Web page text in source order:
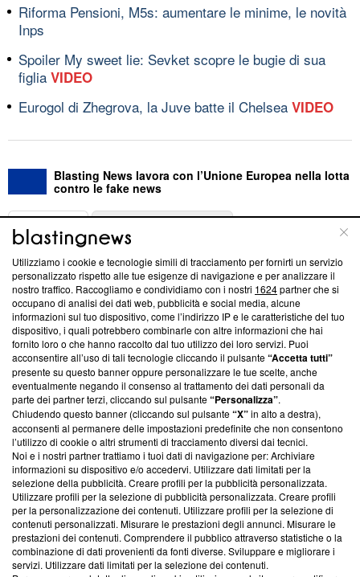
Riforma Pensioni, M5s: aumentare le minime, le novità
Inps
Spoiler My sweet lie: Sevket scopre le bugie di sua
figlia VIDEO
Eurogol di Zhegrova, la Juve batte il Chelsea VIDEO
Blasting News lavora con l’Unione Europea nella lotta
contro le fake news
ABOUT
Questa sezione offre informazioni trasparenti su Blasting
News, sui nostri processi editoriali e su come ci impegniamo a
creare news di qualità. Inoltre, afferma la nostra aderenza a
‘Trust Project - News with Integrity’Blasting News non è
ancora membro del programma, ma ha richiesto di farne
parte; Trust Project non ha ancora effettuato una verifica di
conformità agli standard.
Su di noi
Team editoriale
Corporate
Redazione
Informativa Privacy
Cookie Policy
Blasting SA, IDI CHE-247.845.224, Via Carlo Frasca, 3 - 6900
Utilizziamo i cookie e tecnologie simili di tracciamento per fornirti un servizio
personalizzato rispetto alle tue esigenze di navigazione e per analizzare il
nostro traffico. Raccogliamo e condividiamo con i nostri 1624partner che si
occupano di analisi dei dati web, pubblicità e social media, alcune
informazioni sul tuo dispositivo, come l’indirizzo IP e le caratteristiche del tuo
dispositivo, i quali potrebbero combinarle con altre informazioni che hai
fornito loro o che hanno raccolto dal tuo utilizzo dei loro servizi. Puoi
acconsentire all’uso di tali tecnologie cliccando il pulsante“Accetta tutti”
presente su questo banner oppure personalizzare le tue scelte, anche
eventualmente negando il consenso al trattamento dei dati personali da
parte dei partner terzi, cliccando sul pulsante“Personalizza”.
Chiudendo questo banner (cliccando sul pulsante“X”in alto a destra),
acconsenti al permanere delle impostazioni predefinite che non consentono
l’utilizzo di cookie o altri strumenti di tracciamento diversi dai tecnici.
Noi e i nostri partner trattiamo i tuoi dati di navigazione per: Archiviare
informazioni su dispositivo e/o accedervi. Utilizzare dati limitati per la
selezione della pubblicità. Creare profili per la pubblicità personalizzata.
Utilizzare profili per la selezione di pubblicità personalizzata. Creare profili
per la personalizzazione dei contenuti. Utilizzare profili per la selezione di
contenuti personalizzati. Misurare le prestazioni degli annunci. Misurare le
prestazioni dei contenuti. Comprendere il pubblico attraverso statistiche o la
combinazione di dati provenienti da fonti diverse. Sviluppare e migliorare i
servizi. Utilizzare dati limitati per la selezione dei contenuti.